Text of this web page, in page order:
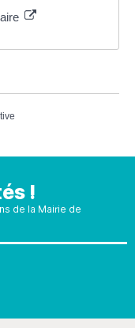
!
de la Mairie de